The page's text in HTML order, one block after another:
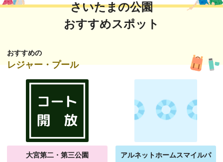
さいたまの公園
おすすめスポット
おすすめの
レジャー・プール
大宮第二・第三公園
アルネットホームスマイルパ